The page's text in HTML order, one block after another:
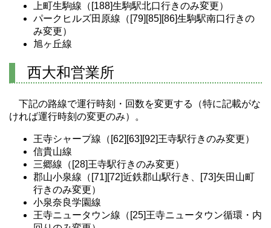
上町生駒線（[188]生駒駅北口行きのみ変更）
パークヒルズ田原線（[79][85][86]生駒駅南口行きの
み変更）
旭ヶ丘線
西大和営業所
下記の路線で運行時刻・回数を変更する（特に記載がな
ければ運行時刻の変更のみ）。
王寺シャープ線（[62][63][92]王寺駅行きのみ変更）
信貴山線
三郷線（[28]王寺駅行きのみ変更）
郡山小泉線（[71][72]近鉄郡山駅行き、[73]矢田山町
行きのみ変更）
小泉奈良学園線
王寺ニュータウン線（[25]王寺ニュータウン循環・内